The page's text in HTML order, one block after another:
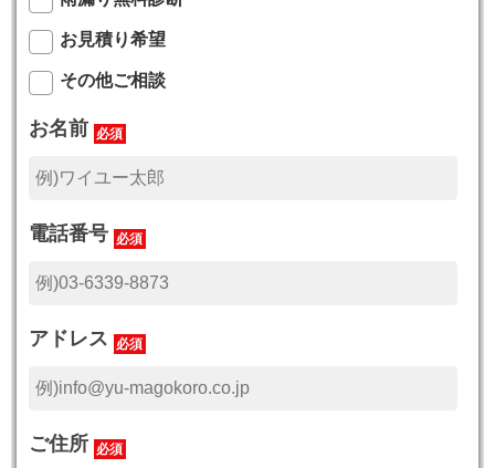
お見積り希望
その他ご相談
お名前 必須
電話番号 必須
アドレス 必須
ご住所 必須